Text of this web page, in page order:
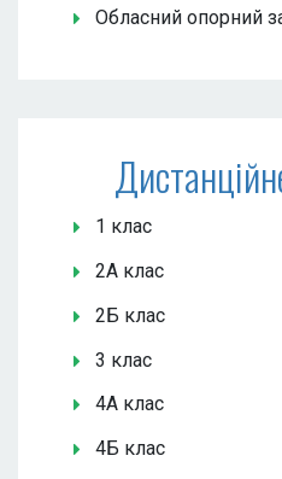
Обласний опорний
1 клас
2А клас
2Б клас
3 клас
4А клас
4Б клас